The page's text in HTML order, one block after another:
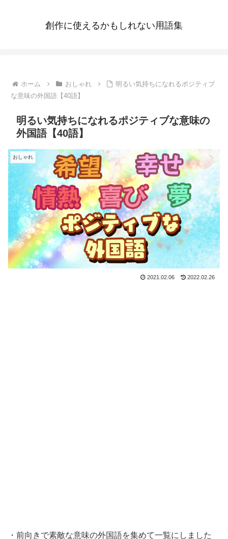
創作に使えるかもしれない用語集
ホーム おしゃれ
明るい気持ちになれるポジティブ
な意味の外国語【40語】
明るい気持ちになれるポジティブな意味の
外国語【40語】
おしゃれ
2021.02.06 2022.02.26
・前向きで素敵な意味の外国語を集めて一覧にしました